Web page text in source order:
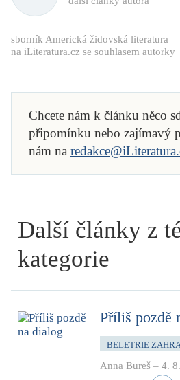
sborník Americká židovská literatura
na iLiteratura.cz se souhlasem autorky
Chcete nám k článku něco
připomínku nebo zajímavý
nám na
Další články z
kategorie
Příliš pozdě
BELETRIE
Anna Bureš – 4.